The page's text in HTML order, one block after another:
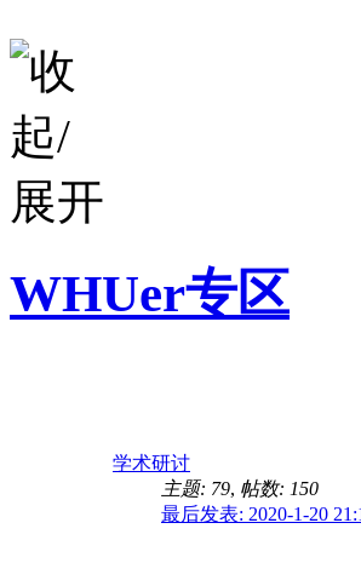
WHUer专区
学术研讨
主题: 79, 帖数: 150
最后发表: 2020-1-20